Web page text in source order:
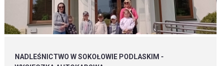
NADLEŚNICTWO W SOKOŁOWIE PODLASKIM -